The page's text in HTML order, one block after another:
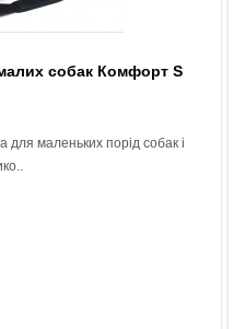
собак Комфорт S
маленьких порід собак і